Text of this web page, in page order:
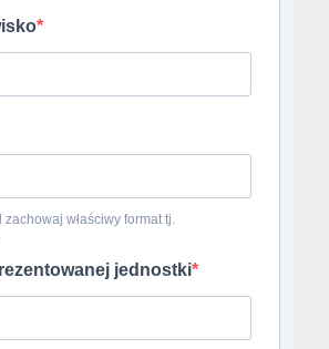
właściwy format tj.
jednostki